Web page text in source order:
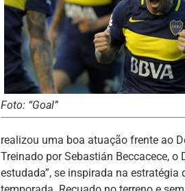
Foto: “Goal”
realizou uma boa atuação frente ao
Treinado por Sebastián Beccacece,
estudada”, se inspirada na estratégia